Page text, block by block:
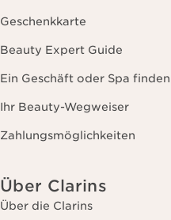
Geschenkkarte
Beauty Expert Guide
Ein Geschäft oder Spa finden
Ihr Beauty-Wegweiser
Zahlungsmöglichkeiten
Über Clarins
Über die Clarins